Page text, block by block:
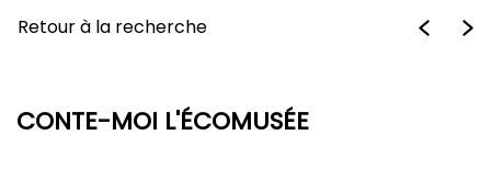
Retour à la recherche
CONTE-MOI L'ÉCOMUSÉE